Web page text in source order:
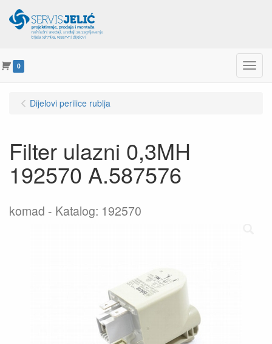
0 Menu
Dijelovi perilice rublja
Filter ulazni 0,3MH
192570 A.587576
komad Katalog: 192570